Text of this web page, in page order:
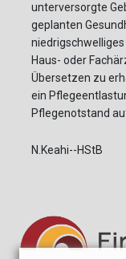
unterversorgte
geplanten
Haus- oder
Übersetzen zu
ein
Pflegenotstand
N.Keahi--HStB